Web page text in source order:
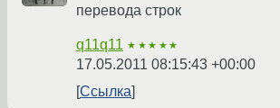
перевода строк
q11q11 ★★★★★
17.05.2011 08:15:43 +00:00
Ссылка